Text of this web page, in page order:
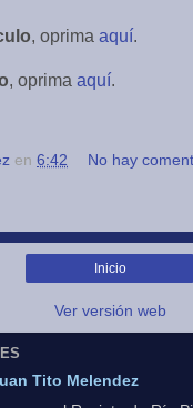
, oprima aquí.
, oprima aquí.
en 6:42 No hay
Inicio
Ver versión web
Tito Melendez